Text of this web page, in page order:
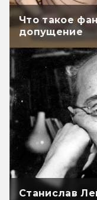
Что такое
допущение
Станислав